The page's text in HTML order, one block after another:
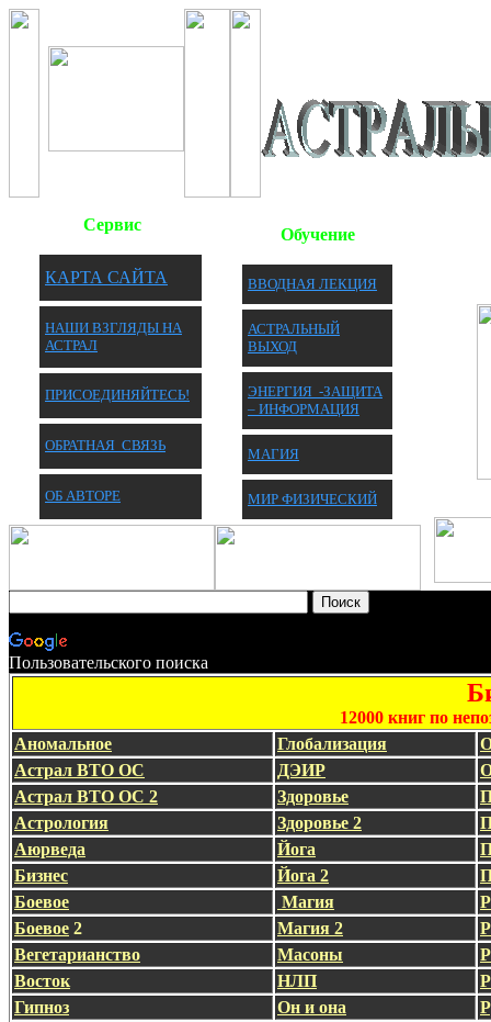
Сервис
КАРТА САЙТА
НАШИ ВЗГЛЯДЫ НА
АСТРАЛ
ПРИСОЕДИНЯЙТЕСЬ!
ОБРАТНАЯ СВЯЗЬ
ОБ АВТОРЕ
Обучение
ВВОДНАЯ ЛЕКЦИЯ
АСТРАЛЬНЫЙ
ВЫХОД
ЭНЕРГИЯ -ЗАЩИТА
– ИНФОРМАЦИЯ
МАГИЯ
МИР ФИЗИЧЕСКИЙ
Пользовательского поиска
12000 книг по
Аномальное
Глобализация
Астрал ВТО ОС
ДЭИР
Астрал ВТО ОС 2
Здоровье
Астрология
Здоровье 2
Аюрведа
Йога
Бизнес
Йога 2
Боевое
Магия
Боевое 2 Магия 2
Вегетарианство
Масоны
Восток
НЛП
Гипноз
Он и она